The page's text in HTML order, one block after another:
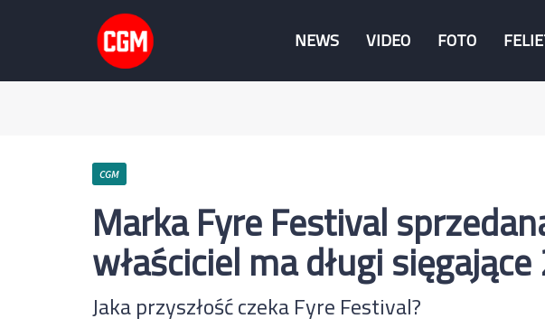
NEWS VIDEO FOTO
CGM
Marka Fyre Festival
właściciel ma długi
Jaka przyszłość czeka Fyre Festival?